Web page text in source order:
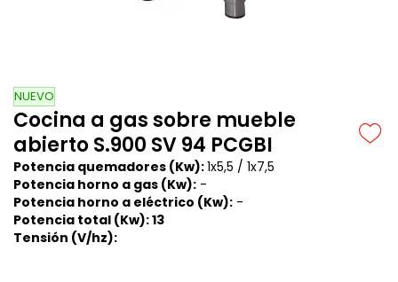
NUEVO
Cocina a gas sobre mueble
abierto S.900 SV 94 PCGBI
Potencia quemadores (Kw):1x5,5 / 1x7,5
Potencia horno a gas (Kw): -
Potencia horno a eléctrico (Kw): -
Potencia total (Kw): 13
Tensión (V/hz):